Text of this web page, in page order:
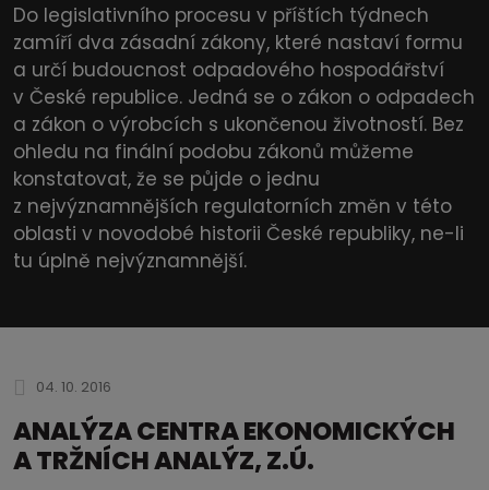
Do legislativního procesu v příštích týdnech
zamíří dva zásadní zákony, které nastaví formu
a určí budoucnost odpadového hospodářství
v České republice. Jedná se o zákon o odpadech
a zákon o výrobcích s ukončenou životností. Bez
ohledu na finální podobu zákonů můžeme
konstatovat, že se půjde o jednu
z nejvýznamnějších regulatorních změn v této
oblasti v novodobé historii České republiky, ne-li
tu úplně nejvýznamnější.
04. 10. 2016
ANALÝZA CENTRA EKONOMICKÝCH
A TRŽNÍCH ANALÝZ, Z.Ú.